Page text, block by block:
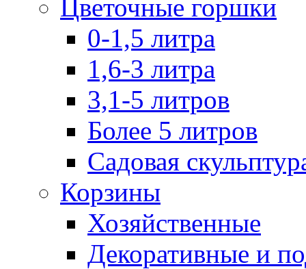
Цветочные горшки
0-1,5 литра
1,6-3 литра
3,1-5 литров
Более 5 литров
Садовая
Корзины
Хозяйственные
Декоративные и